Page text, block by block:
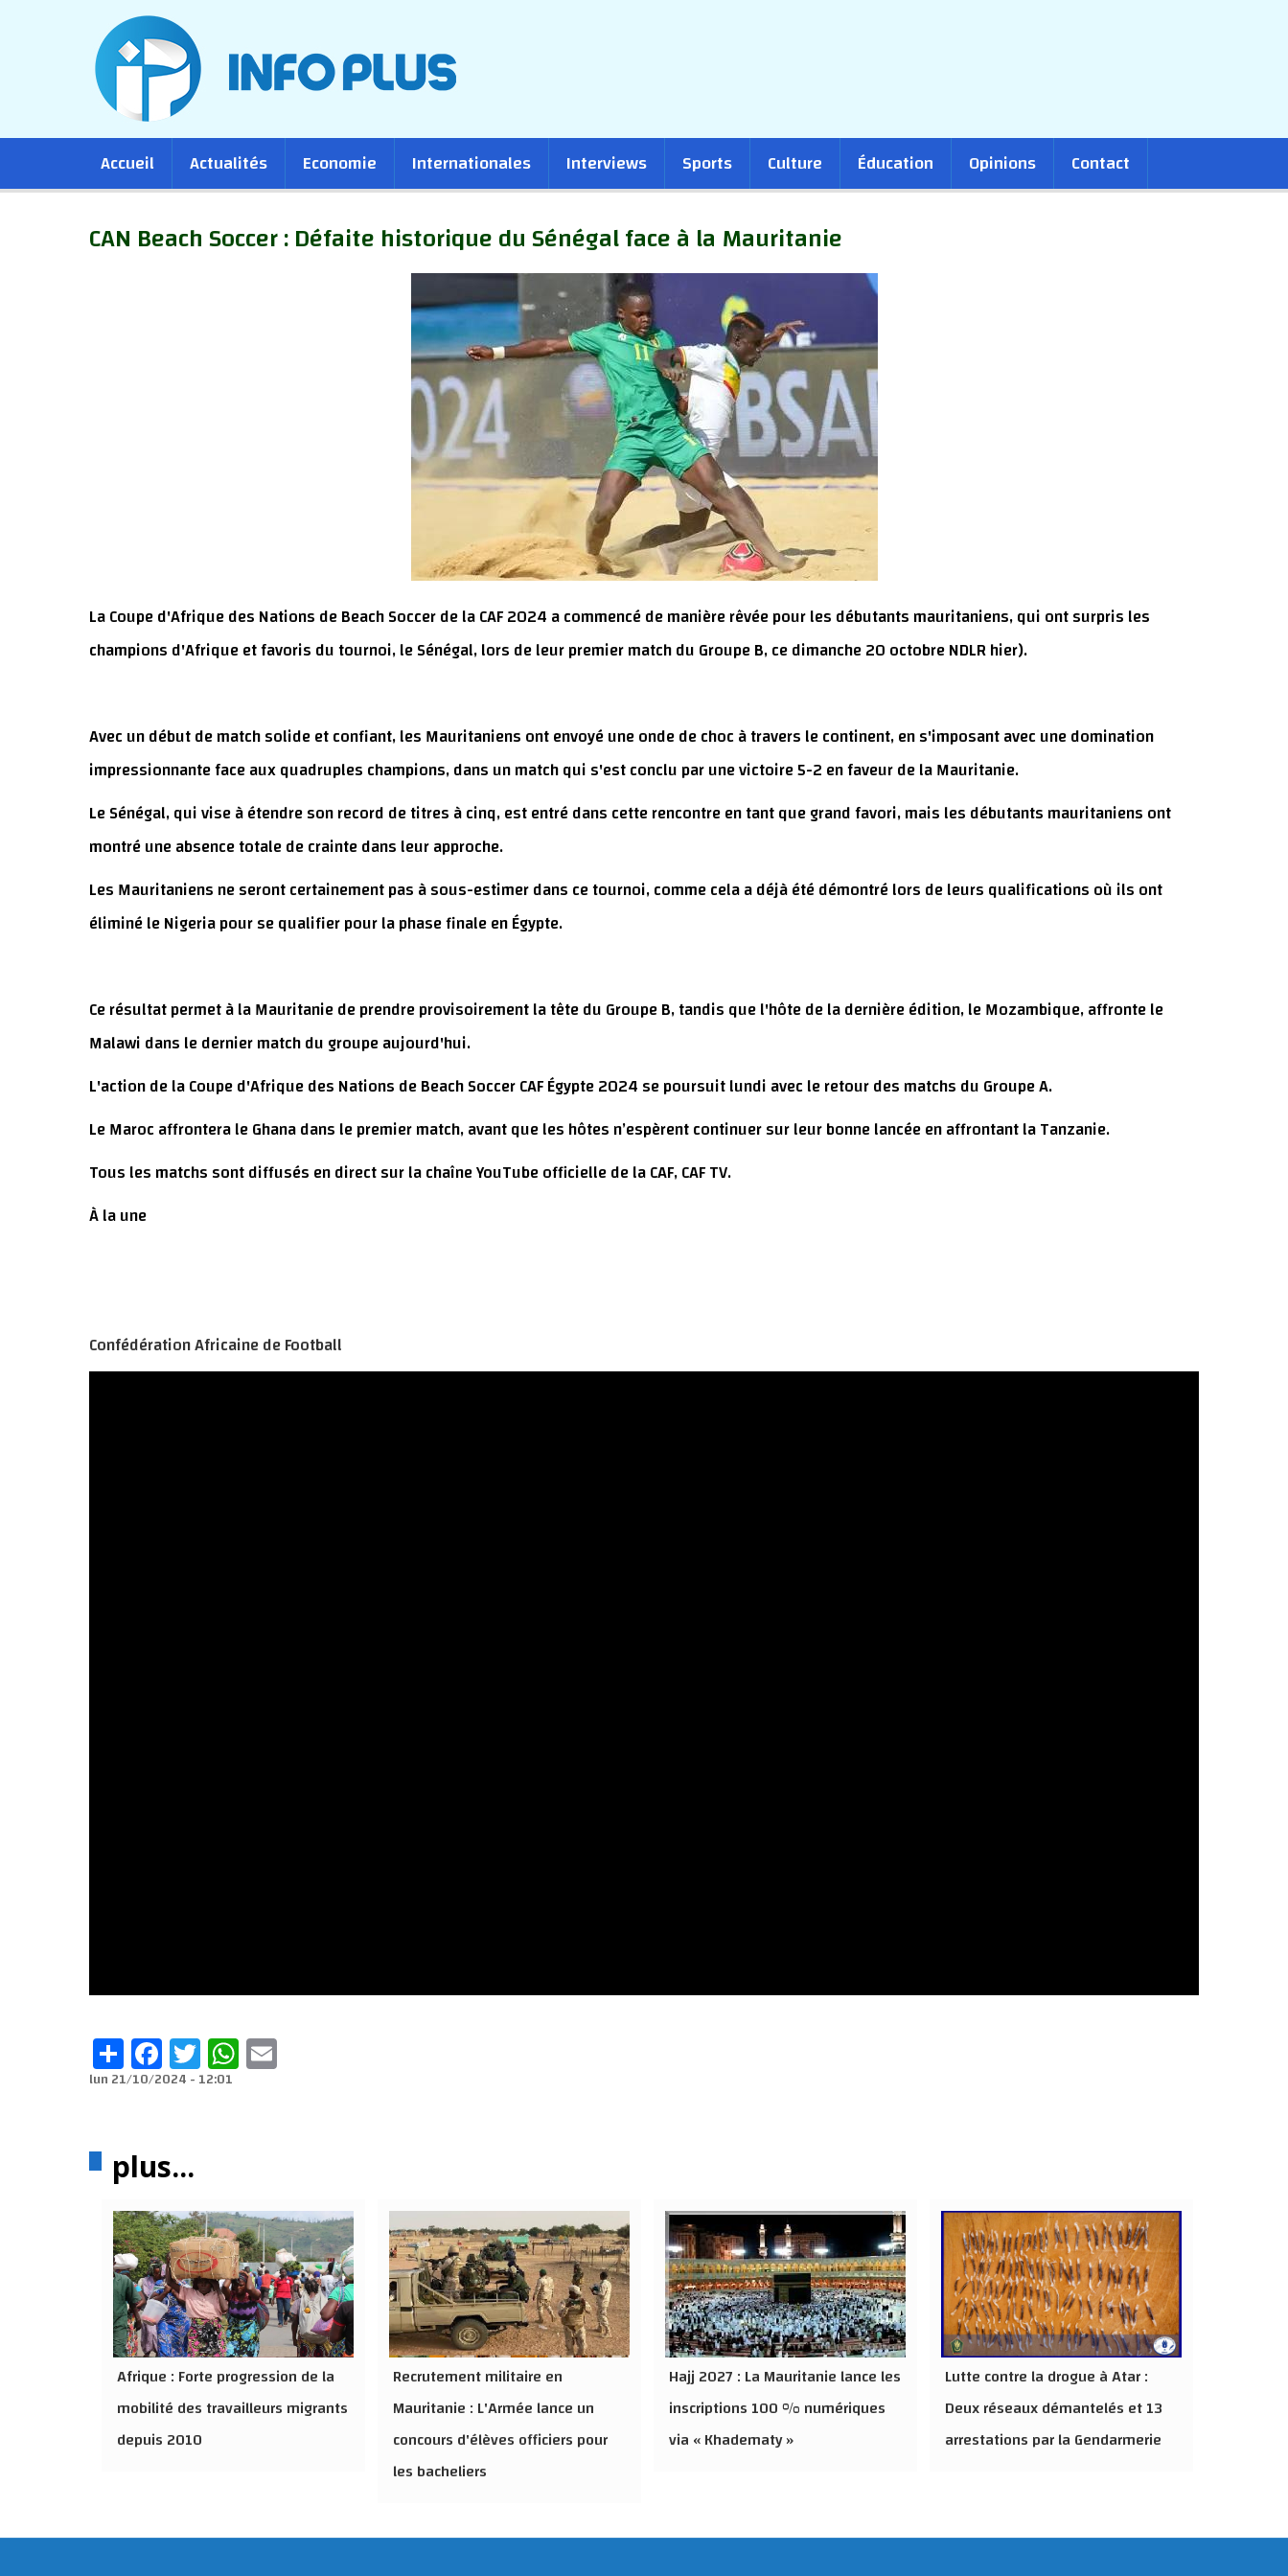
Main
navigation
Accueil Actualités Economie Internationales Interviews Sports Culture Éducation Opinions Contact
CAN Beach Soccer : Défaite historique du Sénégal face à la Mauritanie
La Coupe d'Afrique des Nations de Beach Soccer de la CAF 2024 a commencé de manière rêvée pour les débutants mauritaniens, qui ont surpris les
champions d'Afrique et favoris du tournoi, le Sénégal, lors de leur premier match du Groupe B, ce dimanche 20 octobre NDLR hier).
Avec un début de match solide et confiant, les Mauritaniens ont envoyé une onde de choc à travers le continent, en s'imposant avec une domination
impressionnante face aux quadruples champions, dans un match qui s'est conclu par une victoire 5-2 en faveur de la Mauritanie.
Le Sénégal, qui vise à étendre son record de titres à cinq, est entré dans cette rencontre en tant que grand favori, mais les débutants mauritaniens ont
montré une absence totale de crainte dans leur approche.
Les Mauritaniens ne seront certainement pas à sous-estimer dans ce tournoi, comme cela a déjà été démontré lors de leurs qualifications où ils ont
éliminé le Nigeria pour se qualifier pour la phase finale en Égypte.
Ce résultat permet à la Mauritanie de prendre provisoirement la tête du Groupe B, tandis que l'hôte de la dernière édition, le Mozambique, affronte le
Malawi dans le dernier match du groupe aujourd'hui.
L'action de la Coupe d'Afrique des Nations de Beach Soccer CAF Égypte 2024 se poursuit lundi avec le retour des matchs du Groupe A.
Le Maroc affrontera le Ghana dans le premier match, avant que les hôtes n’espèrent continuer sur leur bonne lancée en affrontant la Tanzanie.
Tous les matchs sont diffusés en direct sur la chaîne YouTube officielle de la CAF, CAF TV.
À la une
Confédération Africaine de Football
ShareFacebook
TwitterWhatsApp
lun 21/10/2024 - 12:01
plus...
Afrique : Forte progression de la
mobilité des travailleurs migrants
depuis 2010
Recrutement militaire en
Mauritanie : L'Armée lance un
concours d'élèves officiers pour
les bacheliers
Hajj 2027 : La Mauritanie lance les
inscriptions 100 % numériques
via « Khadematy »
Lutte contre la drogue à Atar :
Deux réseaux démantelés et 13
arrestations par la Gendarmerie